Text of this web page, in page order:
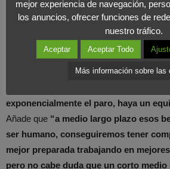
en la que se va a sustituir al ser humano
oficios alrededor de las necesidades
de unos años tensos, pero productivos.
década y media donde esa
de trabajo, eso va a generar tensión
exponencialmente el paro, haya un
Añade que “a medio largo plazo esos
ser humano, conseguiremos tener
mejor preparada trabajando en
pero no cabe duda que un corto medio
mejor experiencia de navegación,
los anuncios, ofrecer funciones de
nuestro tráfico.
Aceptar Aceptar Todo
Más información sobre las